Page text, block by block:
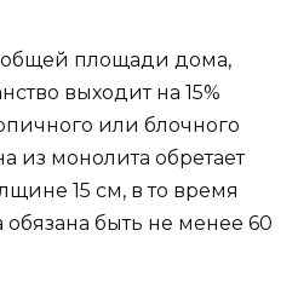
площади дома,
выходит на 15%
или блочного
из монолита обретает
15 см, в то время
обязана быть не менее 60